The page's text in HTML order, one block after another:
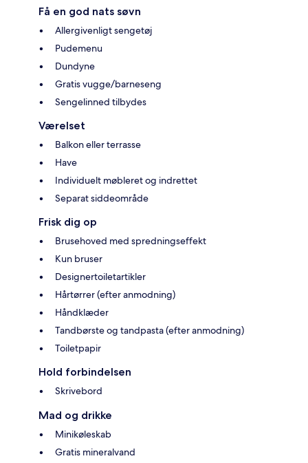
Få en god nats søvn
Allergivenligt sengetøj
Pudemenu
Dundyne
Gratis vugge/barneseng
Sengelinned tilbydes
Værelset
Balkon eller terrasse
Have
Individuelt møbleret og indrettet
Separat siddeområde
Frisk dig op
Brusehoved med spredningseffekt
Kun bruser
Designertoiletartikler
Hårtørrer (efter anmodning)
Håndklæder
Tandbørste og tandpasta (efter anmodning)
Toiletpapir
Hold forbindelsen
Skrivebord
Mad og drikke
Minikøleskab
Gratis mineralvand